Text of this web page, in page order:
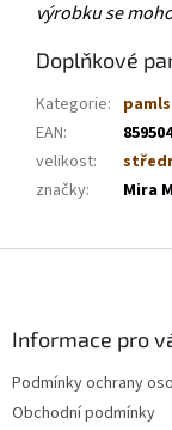
výrobku se
Doplňkové
Kategorie:
EAN:
velikost:
značky: Mira
Informace pro
Podmínky ochrany
Obchodní podmínky